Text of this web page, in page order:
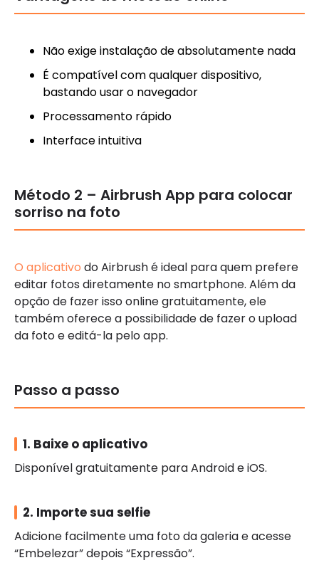
Não exige instalação de absolutamente nada
É compatível com qualquer dispositivo,
bastando usar o navegador
Processamento rápido
Interface intuitiva
Método 2 – Airbrush App para colocar
sorriso na foto
O aplicativo do Airbrush é ideal para quem prefere
editar fotos diretamente no smartphone. Além da
opção de fazer isso online gratuitamente, ele
também oferece a possibilidade de fazer o upload
da foto e editá-la pelo app.
Passo a passo
1. Baixe o aplicativo
Disponível gratuitamente para Android e iOS.
2. Importe sua selfie
Adicione facilmente uma foto da galeria e acesse
“Embelezar” depois “Expressão”.